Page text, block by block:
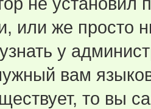
или же просто
у
вам
то вы